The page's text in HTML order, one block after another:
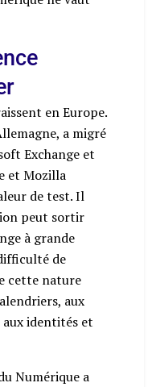
en Europe.
a migré
Exchange et
et Mozilla
de test. Il
peut sortir
à grande
de
cette nature
aux
aux identités et
Numérique a